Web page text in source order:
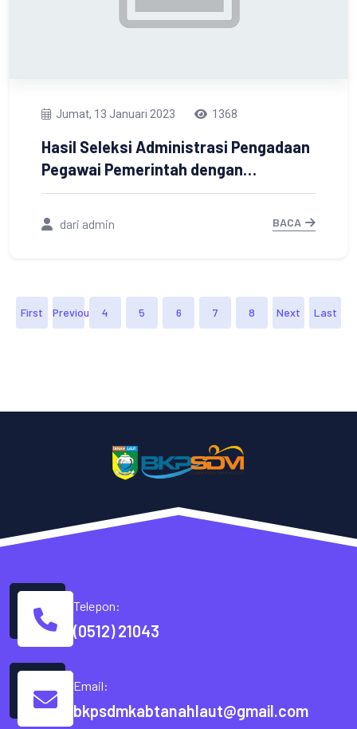
Jumat, 13 Januari 2023 1368
Hasil Seleksi Administrasi Pengadaan
Pegawai Pemerintah dengan
Perjanjian Kerja Jabatan Fungsional
Tenaga Teknis di Lingkungan
Pemerintah Kabupaten Tanah Laut
dari admin BACA
First Previous 4 5 6 7 8 Next Last
Telepon:
(0512) 21043
Email:
bkpsdmkabtanahlaut@gmail.com